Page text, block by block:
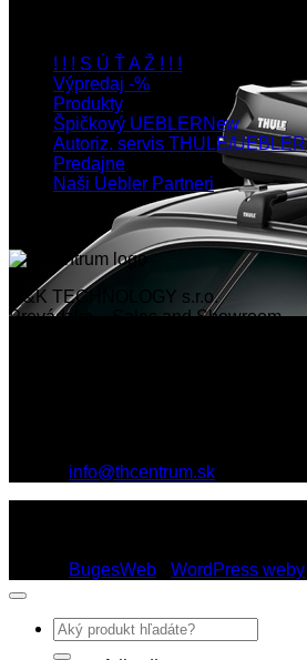
! ! ! S Ú Ť A Ž ! ! !
Výpredaj -%
Produkty
Špičkový UEBLER
Autoriz. servis THULE/UEBLER
Predajne
Naši Uebler Partneri
M&K TECHNOLOGY s.r.o.
Prevádzka – Sales and Showroom
info@thcentrum.sk
BugesWeb WordPress weby
Hľadať: